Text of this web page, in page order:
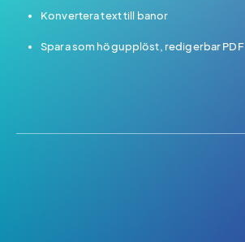
Konvertera text till banor
Spara som högupplöst, redigerbar PDF